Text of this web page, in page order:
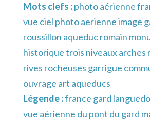
Mots clefs :photo aérienne
vue ciel photo aerienne image
roussillon aqueduc romain
historique trois niveaux arches
rives rocheuses garrigue
ouvrage art aqueducs
Légende :france gard
vue aérienne du pont du gard